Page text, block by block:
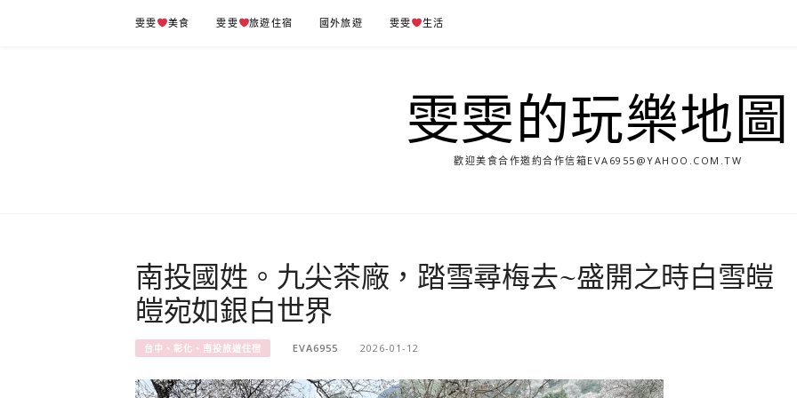
雯雯 美食 雯雯 旅遊住宿 國外旅遊 雯雯 生活
雯雯的玩樂地圖
歡迎美食合作邀約合作信箱EVA6955@YAHOO.COM.TW
南投國姓。九尖茶廠，踏雪尋梅去~盛開之時白雪皚
皚宛如銀白世界
台中、彰化、南投旅遊住宿 EVA6955 2026-01-12